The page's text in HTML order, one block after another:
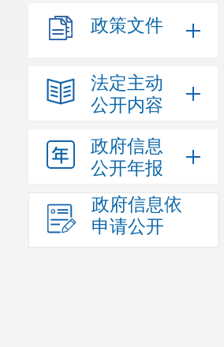
政策文件
法定主动
公开内容
政府信息
公开年报
政府信息依
申请公开